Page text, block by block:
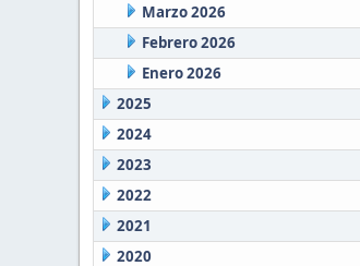
Marzo 2026
Febrero 2026
Enero 2026
2025
2024
2023
2022
2021
2020